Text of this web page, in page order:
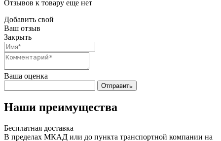
Отзывов к товару еще нет
Добавить свой
Ваш отзыв
Закрыть
Ваша оценка
Отправить
Наши преимущества
Бесплатная доставка
В пределах МКАД или до пункта транспортной компании на